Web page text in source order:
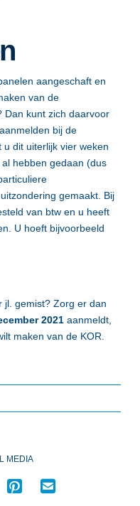
aangeschaft en
van de
Dan kunt zich daarvoor
bij de
u dit uiterlijk vier weken
hebben gedaan (dus
gemaakt. Bij
van btw en u heeft
U hoeft bijvoorbeeld
jl. gemist? Zorg er dan
2021aanmeldt,
maken van de KOR.
MEDIA